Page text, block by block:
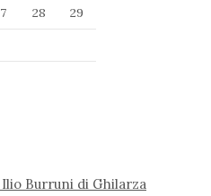
28
29
Burruni di Ghilarza